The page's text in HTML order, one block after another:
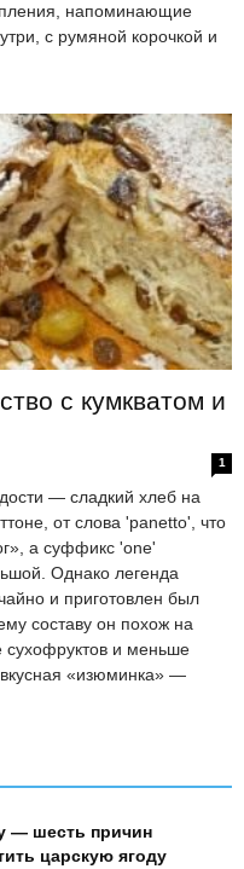
напоминающие
с румяной корочкой и
с кумкватом и
1
— сладкий хлеб на
от слова 'panetto', что
а суффикс 'one'
Однако легенда
и приготовлен был
составу он похож на
сухофруктов и меньше
«изюминка» —
— шесть причин
царскую ягоду